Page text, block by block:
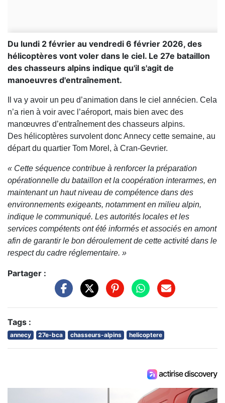
Du lundi 2 février au vendredi 6 février 2026, des
hélicoptères vont voler dans le ciel. Le 27e bataillon
des chasseurs alpins indique qu'il s'agit de
manoeuvres d'entraînement.
Il va y avoir un peu d’animation dans le ciel annécien. Cela
n’a rien à voir avec l’aéroport, mais bien avec des
manœuvres d’entraînement des chasseurs alpins.
Des hélicoptères survolent donc Annecy cette semaine, au
départ du quartier Tom Morel, à Cran-Gevrier.
« Cette séquence contribue à renforcer la préparation
opérationnelle du bataillon et la coopération interarmes, en
maintenant un haut niveau de compétence dans des
environnements exigeants, notamment en milieu alpin,
indique le communiqué. Les autorités locales et les
services compétents ont été informés et associés en amont
afin de garantir le bon déroulement de cette activité dans le
respect du cadre réglementaire. »
Partager :
Tags :
annecy 27e-bca chasseurs-alpins helicoptere